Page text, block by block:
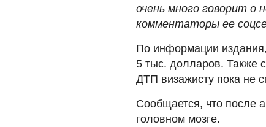
очень много говорит о
комментаторы ее
По информации
5 тыс. долларов. Также
ДТП визажисту пока не
Сообщается, что после
головном мозге.